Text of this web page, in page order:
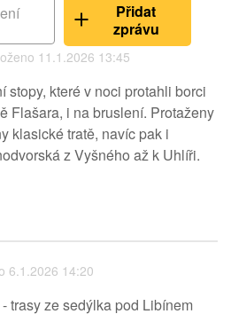
Přidat
zprávu
11.1.2026 13:45
stopy, které v noci protahli borci
Flašara, i na bruslení. Protaženy
klasické tratě, navíc pak i
z Vyšného až k Uhlíři.
6.1.2026 14:20
trasy ze sedýlka pod Libínem